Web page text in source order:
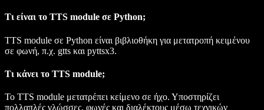
Τι είναι το TTS module σε Python;
TTS module σε Python είναι βιβλιοθήκη για μετατροπή κειμένου
σε φωνή, π.χ. gtts και pyttsx3.
Τι κάνει το TTS module;
Το TTS module μετατρέπει κείμενο σε ήχο. Υποστηρίζει
πολλαπλές γλώσσες, φωνές και διαλέκτους μέσω τεχνικών